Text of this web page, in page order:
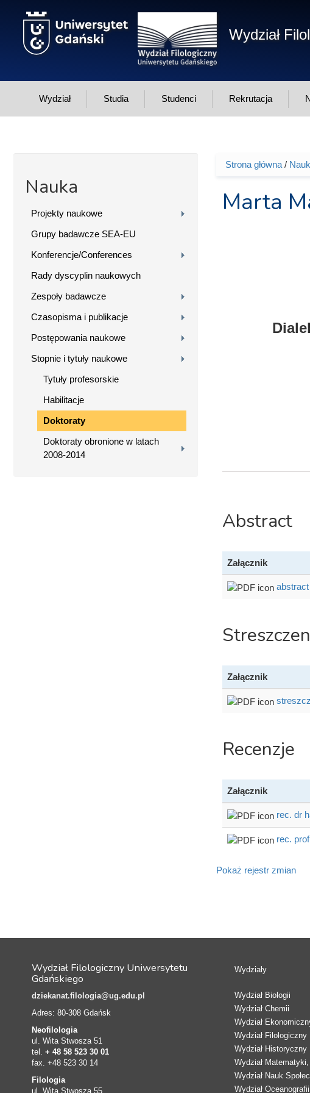
Wydział
Wydział Studia Studenci Rekrutacja
Nauka
Projekty naukowe
Grupy badawcze SEA-EU
Konferencje/Conferences
Rady dyscyplin naukowych
Zespoły badawcze
Czasopisma i publikacje
Postępowania naukowe
Stopnie i tytuły naukowe
Tytuły profesorskie
Habilitacje
Doktoraty
Doktoraty obronione w latach
2008-2014
Jesteś tutaj
Strona główna/
Marta
Abstract
Załącznik
abstract
Załącznik
Recenzje
Załącznik
rec. dr
rec.
Pokaż rejestr zmian
Wydział Filologiczny Uniwersytetu
Gdańskiego
dziekanat.filologia@ug.edu.pl
Adres: 80-308 Gdańsk
Neofilologia
ul. Wita Stwosza 51
tel. + 48 58 523 30 01
fax. +48 523 30 14
Filologia
ul. Wita Stwosza 55
Wydziały
Wydział Biologii
Wydział Chemii
Wydział
Wydział Filologiczny
Wydział Historyczny
Wydział
Wydział Nauk
Wydział